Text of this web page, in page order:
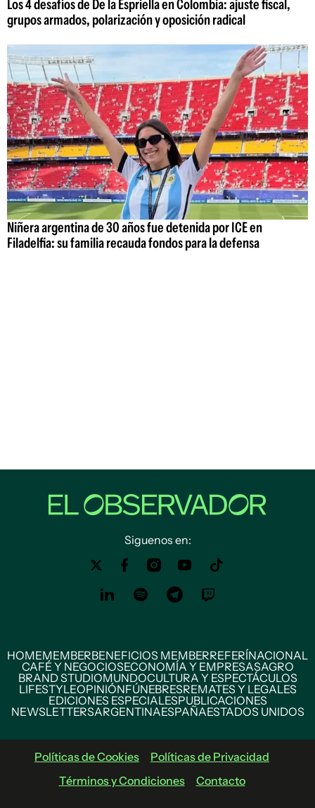
Los 4 desafíos de De la Espriella en Colombia: ajuste fiscal,
grupos armados, polarización y oposición radical
Niñera argentina de 30 años fue detenida por ICE en
Filadelfia: su familia recauda fondos para la defensa
Siguenos en:
HOMEMEMBERBENEFICIOS MEMBERREFERÍNACIONAL
CAFÉ Y NEGOCIOSECONOMÍA Y EMPRESASAGRO
BRAND STUDIOMUNDOCULTURA Y ESPECTÁCULOS
LIFESTYLEOPINIÓNFÚNEBRESREMATES Y LEGALES
EDICIONES ESPECIALESPUBLICACIONES
NEWSLETTERSARGENTINAESPAÑAESTADOS UNIDOS
Políticas de Cookies
Políticas de Privacidad
Términos y Condiciones
Contacto